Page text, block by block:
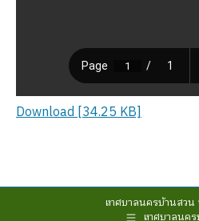
Download [34.25 KB]
เทศบาลนครบ้านสว
เทศบาลนค